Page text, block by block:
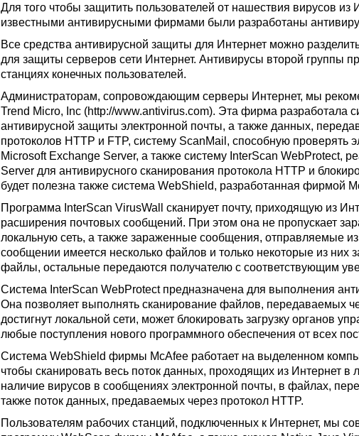
Для того чтобы защитить пользователей от нашествия вирусов
известными антивирусными фирмами были разработаны
Все средства антивирусной защиты для Интернет можно
для защиты серверов сети Интернет. Антивирусы второй группы
станциях конечных пользователей.
Администраторам, сопровождающим серверы Интернет, мы
Trend Micro, Inc (http://www.antivirus.com). Эта фирма разработала
антивирусной защиты электронной почты, а также данных,
протоколов HTTP и FTP, систему ScanMail, способную проверять
Microsoft Exchange Server, а также систему InterScan WebProtect,
Server для антивирусного сканирования протокола HTTP и
будет полезна также система WebShield, разработанная фирмой
Программа InterScan VirusWall сканирует почту, приходящую из
расширения почтовых сообщений. При этом она не пропускает
локальную сеть, а также зараженные сообщения, отправляемые из
сообщении имеется несколько файлов и только некоторые из них
файлы, остальные передаются получателю с соответствующим
Система InterScan WebProtect предназначена для выполнения
Она позволяет выполнять сканирование файлов, передаваемых
достигнут локальной сети, может блокировать загрузку органов
любые поступления нового программного обеспечения от всех
Система WebShield фирмы McAfee работает на выделенном
чтобы сканировать весь поток данных, проходящих из Интернет в
наличие вирусов в сообщениях электронной почты, в файлах,
также поток данных, предаваемых через протокол HTTP.
Пользователям рабочих станций, подключенных к Интернет, мы